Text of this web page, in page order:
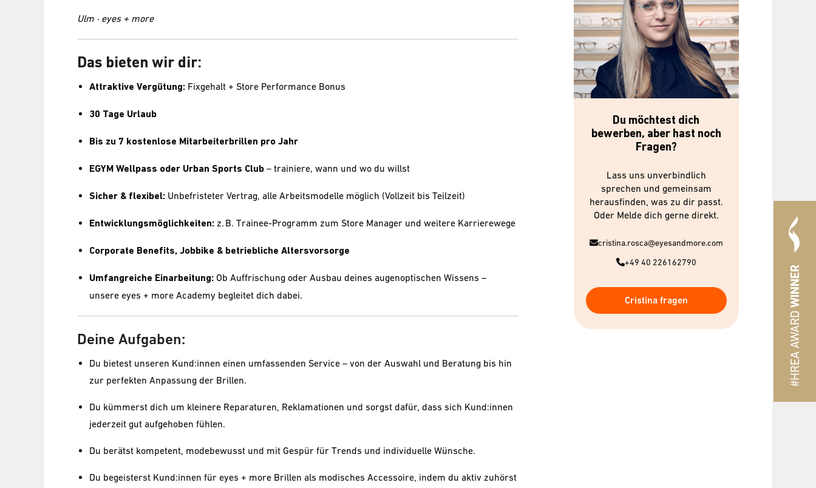
#HREA AWARD
WINNER
Ulm · eyes + more
Das bieten wir dir:
Attraktive Vergütung: Fixgehalt + Store Performance Bonus
30 Tage Urlaub
Bis zu 7 kostenlose Mitarbeiterbrillen pro Jahr
EGYM Wellpass oder Urban Sports Club – trainiere, wann und wo du willst
Sicher & flexibel: Unbefristeter Vertrag, alle Arbeitsmodelle möglich (Vollzeit bis Teilzeit)
Entwicklungsmöglichkeiten: z. B. Trainee-Programm zum Store Manager und weitere Karrierewege
Corporate Benefits, Jobbike & betriebliche Altersvorsorge
Umfangreiche Einarbeitung: Ob Auffrischung oder Ausbau deines augenoptischen Wissens –
unsere eyes + more Academy begleitet dich dabei.
Deine Aufgaben:
Du bietest unseren Kund:innen einen umfassenden Service – von der Auswahl und Beratung bis hin
zur perfekten Anpassung der Brillen.
Du kümmerst dich um kleinere Reparaturen, Reklamationen und sorgst dafür, dass sich Kund:innen
jederzeit gut aufgehoben fühlen.
Du berätst kompetent, modebewusst und mit Gespür für Trends und individuelle Wünsche.
Du begeisterst Kund:innen für eyes + more Brillen als modisches Accessoire, indem du aktiv zuhörst
Du möchtest dich
bewerben, aber hast noch
Fragen?
Lass uns unverbindlich
sprechen und gemeinsam
herausfinden, was zu dir passt.
Oder Melde dich gerne direkt.
cristina.rosca@eyesandmore.com
+49 40 226162790
Cristina fragen